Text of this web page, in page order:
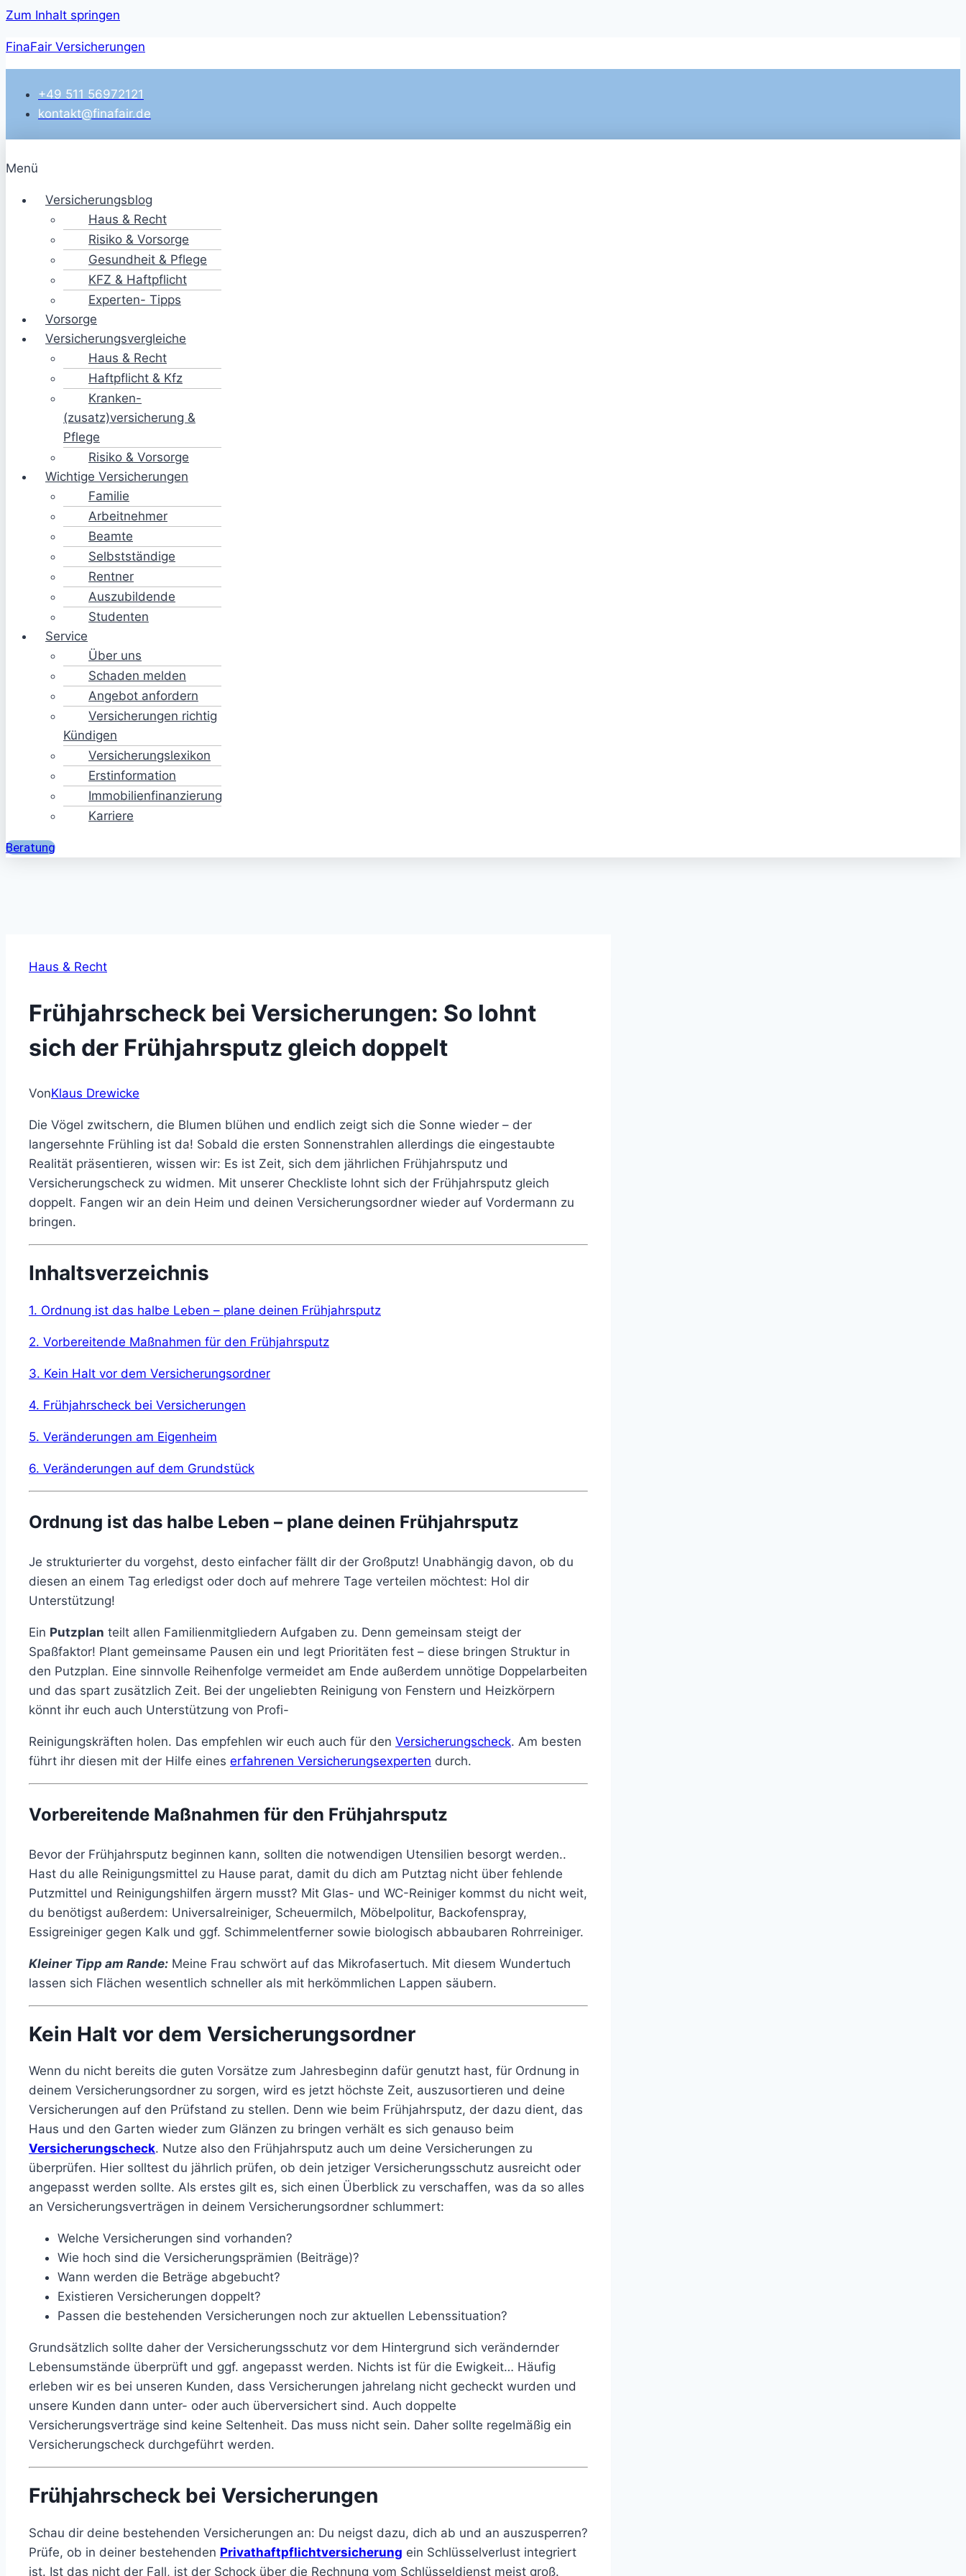
Zum Inhalt springen
FinaFair Versicherungen
+49 511 56972121
kontakt@finafair.de
Menü
Versicherungsblog
Haus & Recht
Risiko & Vorsorge
Gesundheit & Pflege
KFZ & Haftpflicht
Experten- Tipps
Vorsorge
Versicherungsvergleiche
Haus & Recht
Haftpflicht & Kfz
Kranken-
(zusatz)versicherung &
Pflege
Risiko & Vorsorge
Wichtige Versicherungen
Familie
Arbeitnehmer
Beamte
Selbstständige
Rentner
Auszubildende
Studenten
Service
Über uns
Schaden melden
Angebot anfordern
Versicherungen richtig
Kündigen
Versicherungslexikon
Erstinformation
Immobilienfinanzierung
Karriere
Beratung
Haus & Recht
Frühjahrscheck bei Versicherungen: So lohnt
sich der Frühjahrsputz gleich doppelt
VonKlaus Drewicke
Die Vögel zwitschern, die Blumen blühen und endlich zeigt sich die Sonne wieder – der
langersehnte Frühling ist da! Sobald die ersten Sonnenstrahlen allerdings die eingestaubte
Realität präsentieren, wissen wir: Es ist Zeit, sich dem jährlichen Frühjahrsputz und
Versicherungscheck zu widmen. Mit unserer Checkliste lohnt sich der Frühjahrsputz gleich
doppelt. Fangen wir an dein Heim und deinen Versicherungsordner wieder auf Vordermann zu
bringen.
Inhaltsverzeichnis
1. Ordnung ist das halbe Leben – plane deinen Frühjahrsputz
2. Vorbereitende Maßnahmen für den Frühjahrsputz
3. Kein Halt vor dem Versicherungsordner
4. Frühjahrscheck bei Versicherungen
5. Veränderungen am Eigenheim
6. Veränderungen auf dem Grundstück
Ordnung ist das halbe Leben – plane deinen Frühjahrsputz
Je strukturierter du vorgehst, desto einfacher fällt dir der Großputz! Unabhängig davon, ob du
diesen an einem Tag erledigst oder doch auf mehrere Tage verteilen möchtest: Hol dir
Unterstützung!
Ein Putzplan teilt allen Familienmitgliedern Aufgaben zu. Denn gemeinsam steigt der
Spaßfaktor! Plant gemeinsame Pausen ein und legt Prioritäten fest – diese bringen Struktur in
den Putzplan. Eine sinnvolle Reihenfolge vermeidet am Ende außerdem unnötige Doppelarbeiten
und das spart zusätzlich Zeit. Bei der ungeliebten Reinigung von Fenstern und Heizkörpern
könnt ihr euch auch Unterstützung von Profi-
Reinigungskräften holen. Das empfehlen wir euch auch für den Versicherungscheck. Am besten
führt ihr diesen mit der Hilfe eines erfahrenen Versicherungsexperten durch.
Vorbereitende Maßnahmen für den Frühjahrsputz
Bevor der Frühjahrsputz beginnen kann, sollten die notwendigen Utensilien besorgt werden..
Hast du alle Reinigungsmittel zu Hause parat, damit du dich am Putztag nicht über fehlende
Putzmittel und Reinigungshilfen ärgern musst? Mit Glas- und WC-Reiniger kommst du nicht weit,
du benötigst außerdem: Universalreiniger, Scheuermilch, Möbelpolitur, Backofenspray,
Essigreiniger gegen Kalk und ggf. Schimmelentferner sowie biologisch abbaubaren Rohrreiniger.
Kleiner Tipp am Rande: Meine Frau schwört auf das Mikrofasertuch. Mit diesem Wundertuch
lassen sich Flächen wesentlich schneller als mit herkömmlichen Lappen säubern.
Kein Halt vor dem Versicherungsordner
Wenn du nicht bereits die guten Vorsätze zum Jahresbeginn dafür genutzt hast, für Ordnung in
deinem Versicherungsordner zu sorgen, wird es jetzt höchste Zeit, auszusortieren und deine
Versicherungen auf den Prüfstand zu stellen. Denn wie beim Frühjahrsputz, der dazu dient, das
Haus und den Garten wieder zum Glänzen zu bringen verhält es sich genauso beim
Versicherungscheck. Nutze also den Frühjahrsputz auch um deine Versicherungen zu
überprüfen. Hier solltest du jährlich prüfen, ob dein jetziger Versicherungsschutz ausreicht oder
angepasst werden sollte. Als erstes gilt es, sich einen Überblick zu verschaffen, was da so alles
an Versicherungsverträgen in deinem Versicherungsordner schlummert:
Welche Versicherungen sind vorhanden?
Wie hoch sind die Versicherungsprämien (Beiträge)?
Wann werden die Beträge abgebucht?
Existieren Versicherungen doppelt?
Passen die bestehenden Versicherungen noch zur aktuellen Lebenssituation?
Grundsätzlich sollte daher der Versicherungsschutz vor dem Hintergrund sich verändernder
Lebensumstände überprüft und ggf. angepasst werden. Nichts ist für die Ewigkeit… Häufig
erleben wir es bei unseren Kunden, dass Versicherungen jahrelang nicht gecheckt wurden und
unsere Kunden dann unter- oder auch überversichert sind. Auch doppelte
Versicherungsverträge sind keine Seltenheit. Das muss nicht sein. Daher sollte regelmäßig ein
Versicherungscheck durchgeführt werden.
Frühjahrscheck bei Versicherungen
Schau dir deine bestehenden Versicherungen an: Du neigst dazu, dich ab und an auszusperren?
Prüfe, ob in deiner bestehenden Privathaftpflichtversicherung ein Schlüsselverlust integriert
ist. Ist das nicht der Fall, ist der Schock über die Rechnung vom Schlüsseldienst meist groß.